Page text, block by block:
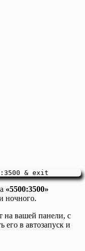
& exit
«5500:3500»
ночного.
на вашей панели, с
в автозапуск и